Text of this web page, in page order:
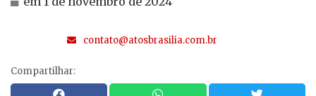
contato@atosbrasilia.com.br
Compartilhar: